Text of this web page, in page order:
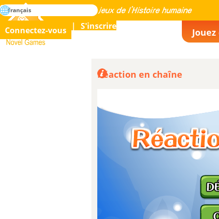
Novel Games
La maîtrise de tous les jeux de l’histoire humaine
rechercher
Connectez-vous S'inscrire
français
Réaction en chaîne
(Traduit)Niveau 8 avec 10800
points, mais c’est quand
étoiles.
(Original) Level 8 with 10800 points,
(Traduit)J’ai gagné la
étoile au niveau 9 avec